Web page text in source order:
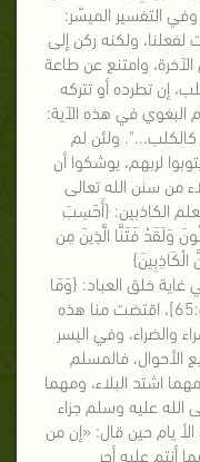
لَعَلَّهُمْ يَتَفَكَّرُونَ} [الأعراف:176]. وفي التفسير الميسّر:
لفعلنا، ولكنه ركن إلى
الآخرة، وامتنع عن طاعة
إن تطرده أو تتركه
البغوي في هذه الآية:
ولئن لم
لربهم، يوشكوا أن
من سنن الله تعالى
الكاذبين: {أَحَسِبَ
وَلَقَدْ فَتَنَّا الَّذِينَ مِن
هي غاية خلق العباد: {وَمَا
خَلَقْتُ الْجِنَّ وَالْإِنسَ إِلَّا لِيَعْبُدُونِ} [الذاريات:65]، اقتضت منا هذه
والضراء، وفي اليسر
الأحوال، فالمسلم
اشتد البلاء، ومهما
عليه وسلم جزاء
يام حين قال: «إن من
أنتم عليه أجر